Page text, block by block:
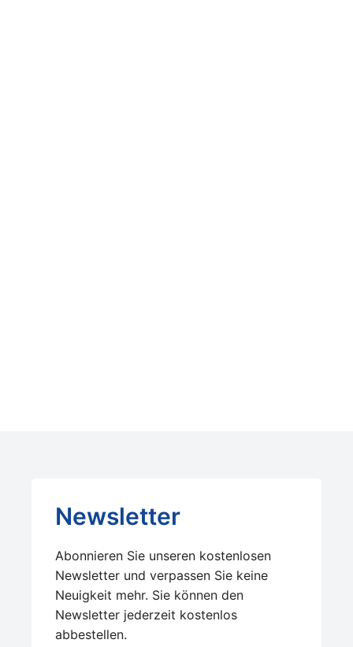
Newsletter
Abonnieren Sie unseren kostenlosen
Newsletter und verpassen Sie keine
Neuigkeit mehr. Sie können den
Newsletter jederzeit kostenlos
abbestellen.